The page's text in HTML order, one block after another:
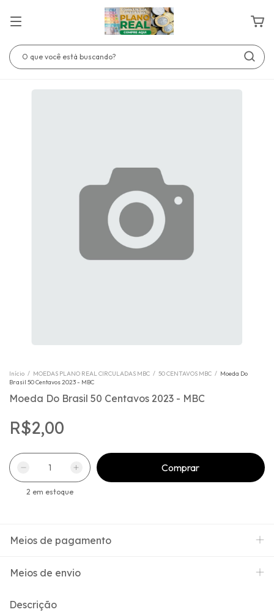
Início / MOEDAS PLANO REAL CIRCULADAS MBC / 50 CENTAVOS MBC / Moeda Do
Brasil 50 Centavos 2023 - MBC
Moeda Do Brasil 50 Centavos 2023 - MBC
R$2,00
2 em estoque
Meios de pagamento
Meios de envio
Descrição